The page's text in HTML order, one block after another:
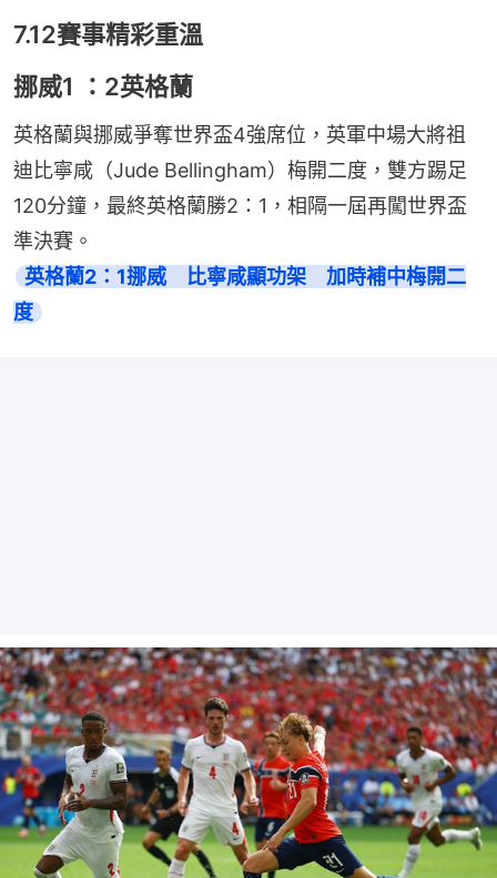
7.12賽事精彩重溫
挪威1 ：2英格蘭
英格蘭與挪威爭奪世界盃4強席位，英軍中場大將祖
迪比寧咸（Jude Bellingham）梅開二度，雙方踢足
120分鐘，最終英格蘭勝2：1，相隔一屆再闖世界盃
準決賽。
英格蘭2：1挪威　比寧咸顯功架　加時補中梅開二
度